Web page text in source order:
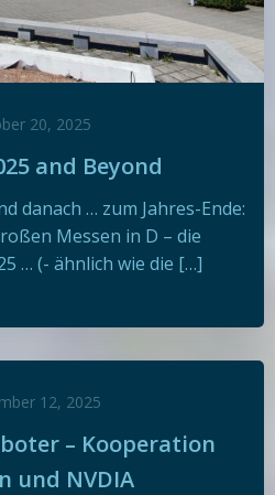
20, 2025
and Beyond
danach … zum Jahres-Ende:
Messen in D – die
… (- ähnlich wie die […]
12, 2025
– Kooperation
und NVDIA